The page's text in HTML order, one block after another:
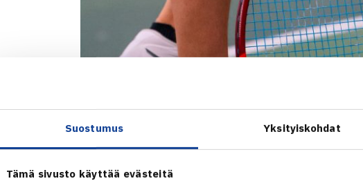
Suostumus Yksityiskohdat
Tämä sivusto käyttää evästeitä